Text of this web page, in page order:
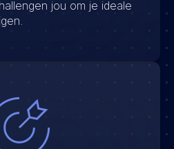
jou om je ideale